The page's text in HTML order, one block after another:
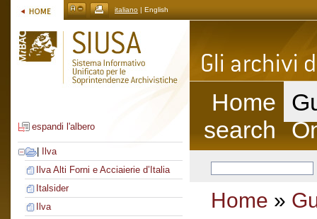
italiano | English
espandi l'albero
Ilva
Ilva Alti Forni e Acciaierie d’Italia
Italsider
Ilva
Home
search
Home »